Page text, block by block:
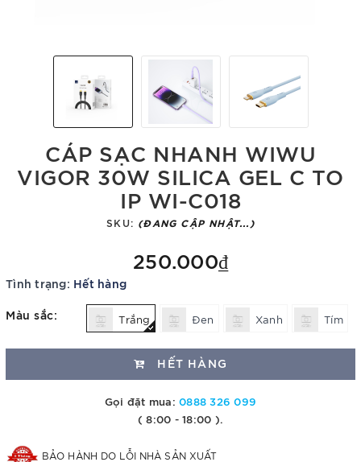
CÁP SẠC NHANH WIWU
VIGOR 30W SILICA GEL C TO
IP WI-C018
SKU: (ĐANG CẬP NHẬT...)
250.000₫
Tình trạng: Hết hàng
Màu sắc: Trắng Đen Xanh Tím
HẾT HÀNG
Gọi đặt mua:0888 326 099
( 8:00 - 18:00 ).
BẢO HÀNH DO LỖI NHÀ SẢN XUẤT